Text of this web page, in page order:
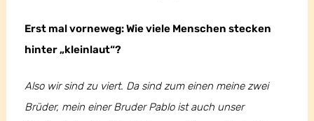
Erst mal vorneweg: Wie viele Menschen stecken
hinter „kleinlaut“?
Also wir sind zu viert. Da sind zum einen meine zwei
Brüder, mein einer Bruder Pablo ist auch unser